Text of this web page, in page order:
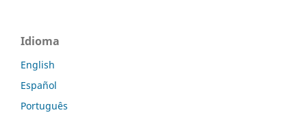
Idioma
English
Español
Português